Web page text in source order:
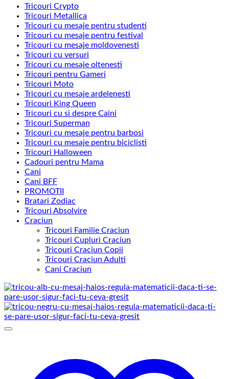
Tricouri Crypto
Tricouri Metallica
Tricouri cu mesaje pentru studenti
Tricouri cu mesaje pentru festival
Tricouri cu mesaje moldovenesti
Tricouri cu versuri
Tricouri cu mesaje oltenesti
Tricouri pentru Gameri
Tricouri Moto
Tricouri cu mesaje ardelenesti
Tricouri King Queen
Tricouri cu si despre Caini
Tricouri Superman
Tricouri cu mesaje pentru barbosi
Tricouri cu mesaje pentru biciclisti
Tricouri Halloween
Cadouri pentru Mama
Cani
Cani BFF
PROMOTII
Bratari Zodiac
Tricouri Absolvire
Craciun
Tricouri Familie Craciun
Tricouri Cupluri Craciun
Tricouri Craciun Copii
Tricouri Craciun Adulti
Cani Craciun